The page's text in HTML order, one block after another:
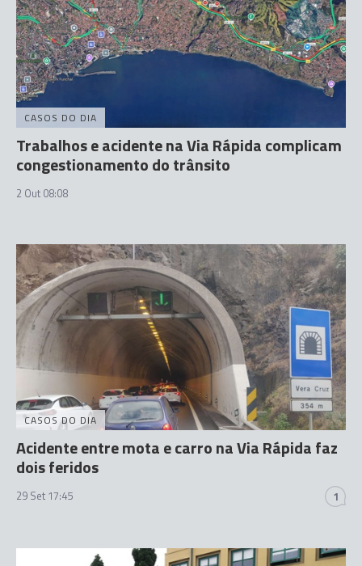
CASOS DO DIA
Trabalhos e acidente na Via Rápida complicam
congestionamento do trânsito
2 Out 08:08
CASOS DO DIA
Acidente entre mota e carro na Via Rápida faz
dois feridos
29 Set 17:45 1